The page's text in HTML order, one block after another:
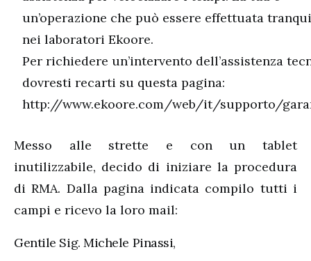
un’operazione che può essere effettuata
nei laboratori Ekoore.
Per richiedere un’intervento dell’assistenza
dovresti recarti su questa pagina:
http://www.ekoore.com/web/it/supporto/
Messo alle strette e con un tablet
inutilizzabile, decido di iniziare la procedura
di RMA. Dalla pagina indicata compilo tutti i
campi e ricevo la loro mail:
Gentile Sig. Michele Pinassi,